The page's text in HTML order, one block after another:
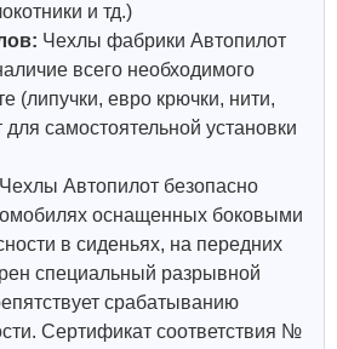
и тд.)
Чехлы фабрики Автопилот
всего необходимого
(липучки, евро крючки, нити,
самостоятельной установки
Чехлы Автопилот безопасно
оснащенных боковыми
в сиденьях, на передних
специальный разрывной
срабатыванию
Сертификат соответствия №